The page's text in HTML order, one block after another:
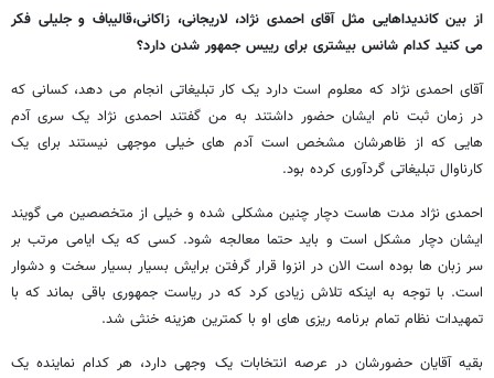
از بین کاندیداهایی مثل آقای احمدی نژاد، لاریجانی، زاکانی،قالیباف و جلیلی فکر
می کنید کدام شانس بیشتری برای رییس جمهور شدن دارد؟
آقای احمدی نژاد که معلوم است دارد یک کار تبلیغاتی انجام می دهد، کسانی که
در زمان ثبت نام ایشان حضور داشتند به من گفتند احمدی نژاد یک سری آدم
هایی که از ظاهرشان مشخص است آدم های خیلی موجهی نیستند برای یک
کارناوال تبلیغاتی گردآوری کرده بود.
احمدی نژاد مدت هاست دچار چنین مشکلی شده و خیلی از متخصصین می گویند
ایشان دچار مشکل است و باید حتما معالجه شود. کسی که یک ایامی مرتب بر
سر زبان ها بوده است الان در انزوا قرار گرفتن برایش بسیار بسیار سخت و دشوار
است. با توجه به اینکه تلاش زیادی کرد که در ریاست جمهوری باقی بماند که با
تمهیدات نظام تمام برنامه ریزی های او با کمترین هزینه خنثی شد.
بقیه آقایان حضورشان در عرصه انتخابات یک وجهی دارد، هر کدام نماینده یک